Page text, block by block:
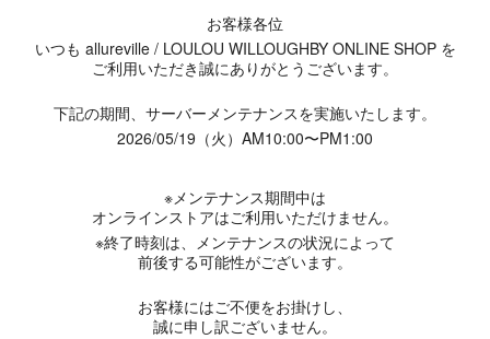
お客様各位
いつも allureville / LOULOU WILLOUGHBY ONLINE SHOP を
ご利用いただき誠にありがとうございます。
下記の期間、サーバーメンテナンスを実施いたします。
2026/05/19（火）AM10:00〜PM1:00
※メンテナンス期間中は
オンラインストアはご利用いただけません。
※終了時刻は、メンテナンスの状況によって
前後する可能性がございます。
お客様にはご不便をお掛けし、
誠に申し訳ございません。